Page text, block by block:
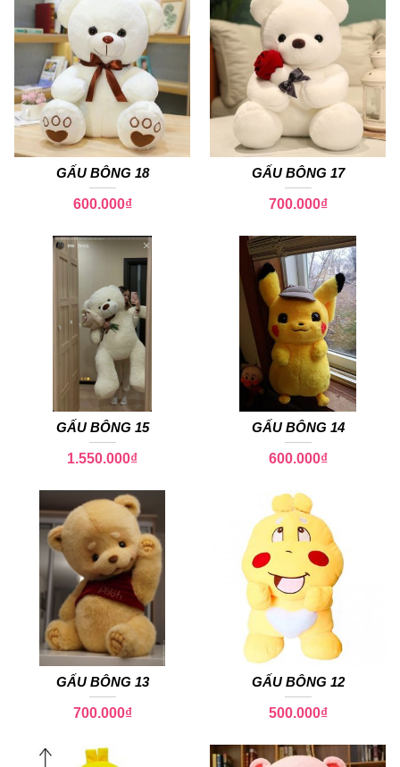
GẤU BÔNG 18
600.000₫
GẤU BÔNG 17
700.000₫
GẤU BÔNG 15
1.550.000₫
GẤU BÔNG 14
600.000₫
GẤU BÔNG 13
700.000₫
GẤU BÔNG 12
500.000₫